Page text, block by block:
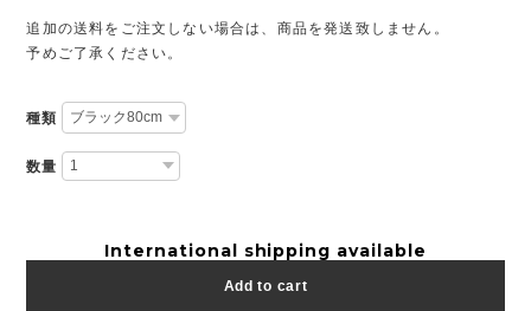
追加の送料をご注文しない場合は、商品を発送致しません。
予めご了承ください。
種類
数量
International shipping available
Add to cart